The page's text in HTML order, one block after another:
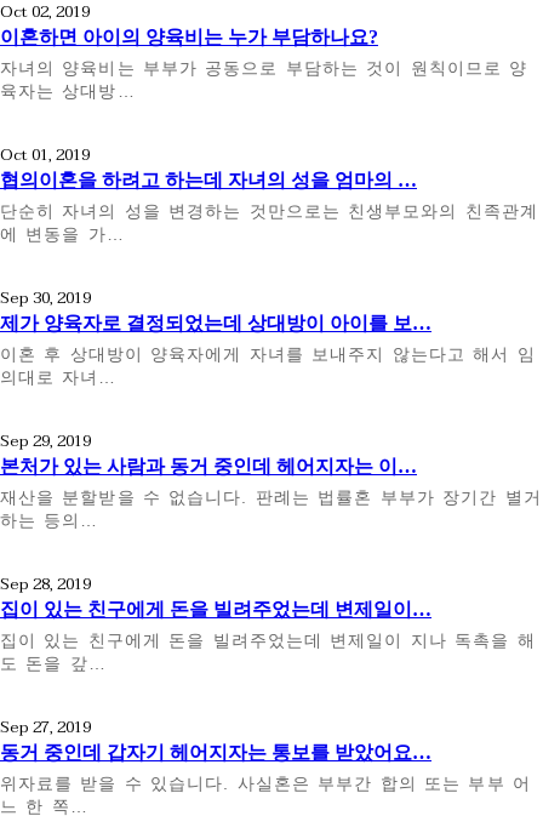
Oct 02, 2019
이혼하면 아이의 양육비는 누가 부담하나요?
자녀의 양육비는 부부가 공동으로 부담하는 것이 원칙이므로 양
육자는 상대방…
Oct 01, 2019
협의이혼을 하려고 하는데 자녀의 성을 엄마의 …
단순히 자녀의 성을 변경하는 것만으로는 친생부모와의 친족관계
에 변동을 가…
Sep 30, 2019
제가 양육자로 결정되었는데 상대방이 아이를 보…
이혼 후 상대방이 양육자에게 자녀를 보내주지 않는다고 해서 임
의대로 자녀…
Sep 29, 2019
본처가 있는 사람과 동거 중인데 헤어지자는 이…
재산을 분할받을 수 없습니다. 판례는 법률혼 부부가 장기간 별거
하는 등의…
Sep 28, 2019
집이 있는 친구에게 돈을 빌려주었는데 변제일이…
집이 있는 친구에게 돈을 빌려주었는데 변제일이 지나 독촉을 해
도 돈을 갚…
Sep 27, 2019
동거 중인데 갑자기 헤어지자는 통보를 받았어요…
위자료를 받을 수 있습니다. 사실혼은 부부간 합의 또는 부부 어
느 한 쪽…